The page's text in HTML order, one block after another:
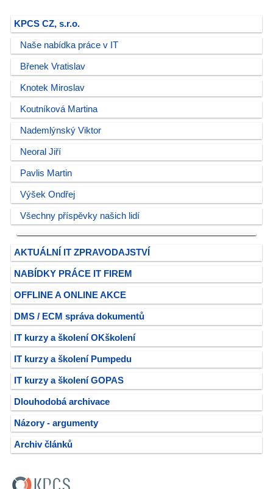
KPCS CZ, s.r.o.
Naše nabídka práce v IT
Břenek Vratislav
Knotek Miroslav
Koutníková Martina
Nademlýnský Viktor
Neoral Jiří
Pavlis Martin
Výšek Ondřej
Všechny příspěvky našich lidí
AKTUÁLNÍ IT ZPRAVODAJSTVÍ
NABÍDKY PRÁCE IT FIREM
OFFLINE A ONLINE AKCE
DMS / ECM správa dokumentů
IT kurzy a školení OKškolení
IT kurzy a školení Pumpedu
IT kurzy a školení GOPAS
Dlouhodobá archivace
Názory - argumenty
Archiv článků